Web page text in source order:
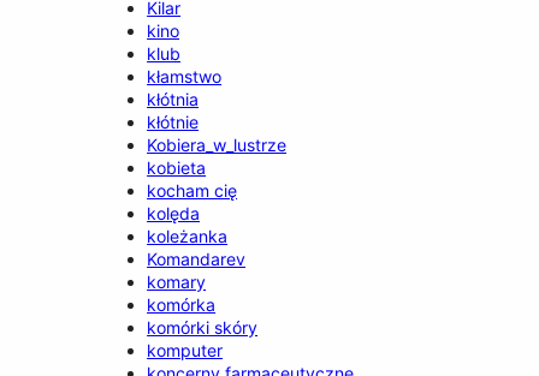
Kilar
kino
klub
kłamstwo
kłótnia
kłótnie
Kobiera_w_lustrze
kobieta
kocham cię
kolęda
koleżanka
Komandarev
komary
komórka
komórki skóry
komputer